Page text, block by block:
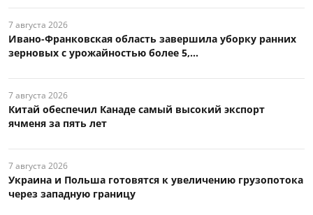
7 августа 2026
Ивано-Франковская область завершила уборку ранних
зерновых с урожайностью более 5,...
7 августа 2026
Китай обеспечил Канаде самый высокий экспорт
ячменя за пять лет
7 августа 2026
Украина и Польша готовятся к увеличению грузопотока
через западную границу